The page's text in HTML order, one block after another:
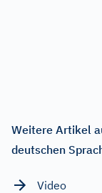
Weitere Artikel
deutschen
Video